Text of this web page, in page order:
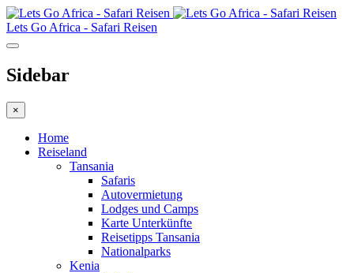
Lets Go Africa - Safari Reisen
Sidebar
×
Home
Reiseland
Tansania
Safaris
Autovermietung
Lodges und Camps
Karte Unterkünfte
Reisetipps Tansania
Nationalparks
Kenia